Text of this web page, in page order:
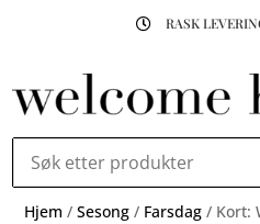
 RASK
Hjem /Sesong / Farsdag / Kort: